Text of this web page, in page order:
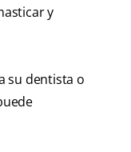
y
su dentista o